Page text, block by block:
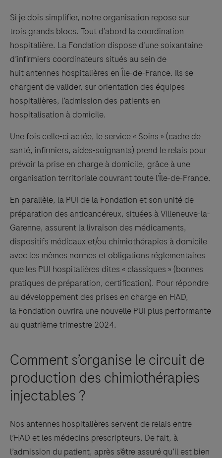
Si je dois simplifier, notre organisation repose sur
trois grands blocs. Tout d’abord la coordination
hospitalière. La Fondation dispose d’une soixantaine
d’infirmiers coordinateurs situés au sein de
huit antennes hospitalières en Île-de-France. Ils se
chargent de valider, sur orientation des équipes
hospitalières, l’admission des patients en
hospitalisation à domicile.
Une fois celle-ci actée, le service « Soins » (cadre de
santé, infirmiers, aides-soignants) prend le relais pour
prévoir la prise en charge à domicile, grâce à une
organisation territoriale couvrant toute l’Île-de-France.
En parallèle, la PUI de la Fondation et son unité de
préparation des anticancéreux, situées à Villeneuve-la-
Garenne, assurent la livraison des médicaments,
dispositifs médicaux et/ou chimiothérapies à domicile
avec les mêmes normes et obligations réglementaires
que les PUI hospitalières dites « classiques » (bonnes
pratiques de préparation, certification). Pour répondre
au développement des prises en charge en HAD,
la Fondation ouvrira une nouvelle PUI plus performante
au quatrième trimestre 2024.
Comment s’organise le circuit de
production des chimiothérapies
injectables ?
Nos antennes hospitalières servent de relais entre
l’HAD et les médecins prescripteurs. De fait, à
l’admission du patient, après s’être assuré qu’il est bien